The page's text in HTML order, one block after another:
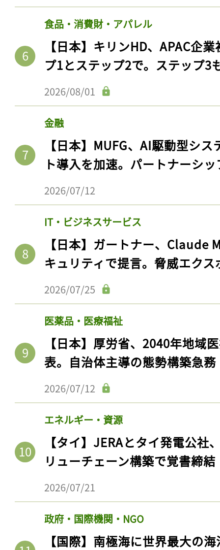
食品・消費財・アパレル
【日本】キリンHD、APAC企
プ1とステップ2で。ステップ3
2026/08/01
金融
【日本】MUFG、AI駆動型シ
ト導入を加速。パートナーシ
2026/07/12
IT・ビジネスサービス
【日本】ガートナー、Claude
キュリティで提言。脅威エク
2026/07/25
医薬品・医療福祉
【日本】厚労省、2040年地域
表。自治体主導の態勢構築急務
2026/07/12
エネルギー・資源
【タイ】JERAとタイ発電公社
リューチェーン構築で覚書締結
2026/07/21
政府・国際機関・NGO
【国際】南極海に世界最大の
記事をお気に入りに
ログインが必
ログイン
会員登録